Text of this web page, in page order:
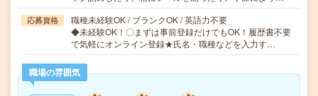
応募資格
職種未経験OK / ブランクOK / 英語力不要
◆未経験OK！〇まずは事前登録だけでもOK！履歴書不要
で気軽にオンライン登録★氏名・職種などを入力す…
職場の雰囲気